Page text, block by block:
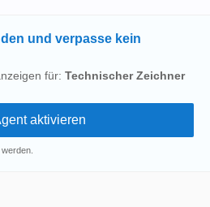
und verpasse kein
für: Technischer Zeichner